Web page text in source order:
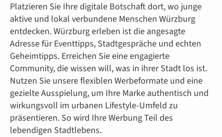
Platzieren Sie Ihre digitale Botschaft dort, wo junge
aktive und lokal verbundene Menschen Würzburg
entdecken. Würzburg erleben ist die angesagte
Adresse für Eventtipps, Stadtgespräche und echten
Geheimtipps. Erreichen Sie eine engagierte
Community, die wissen will, was in ihrer Stadt los ist.
Nutzen Sie unsere flexiblen Werbeformate und eine
gezielte Ausspielung, um Ihre Marke authentisch und
wirkungsvoll im urbanen Lifestyle-Umfeld zu
präsentieren. So wird Ihre Werbung Teil des
lebendigen Stadtlebens.